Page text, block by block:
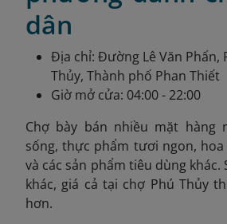
dân
Địa chỉ: Đường Lê Văn Phấn,
Thủy, Thành phố Phan Thiết
Giờ mở cửa: 04:00 - 22:00
Chợ bày bán nhiều mặt hàng
sống, thực phẩm tươi ngon,
và các sản phẩm tiêu dùng khác.​
khác, giá cả tại chợ Phú Thủy
hơn.